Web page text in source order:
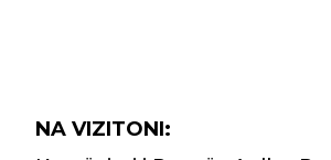
NA VIZITONI: